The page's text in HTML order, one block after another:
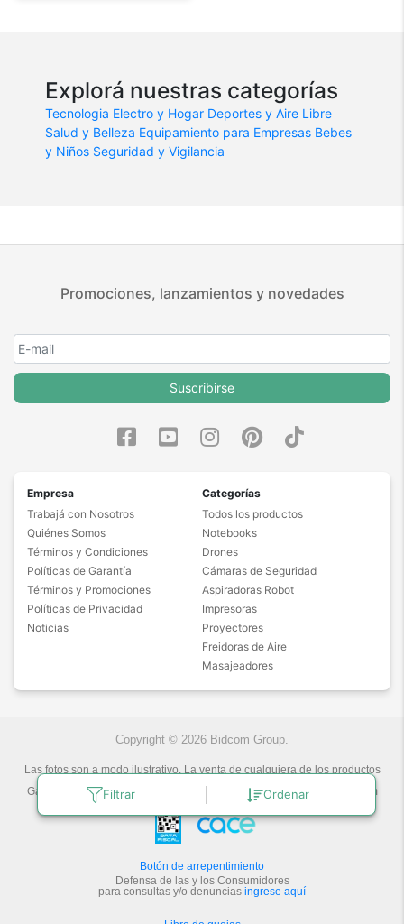
Filtrar Ordenar
Explorá nuestras categorías
Tecnologia Electro y Hogar Deportes y Aire Libre
Salud y Belleza Equipamiento para Empresas Bebes
y Niños Seguridad y Vigilancia
Promociones, lanzamientos y novedades
Suscribirse
Empresa
Trabajá con Nosotros
Quiénes Somos
Términos y Condiciones
Políticas de Garantía
Términos y Promociones
Políticas de Privacidad
Noticias
Categorías
Todos los productos
Notebooks
Drones
Cámaras de Seguridad
Aspiradoras Robot
Impresoras
Proyectores
Freidoras de Aire
Masajeadores
Copyright © 2026 Bidcom Group.
Las fotos son a modo ilustrativo. La venta de cualquiera de los productos
Gadnic Tecnología novedosa.
Última actualización:9/8/2026
Bidcom
S.R.L.
Botón de arrepentimiento
Defensa de las y los Consumidores
para consultas y/o denuncias ingrese aquí